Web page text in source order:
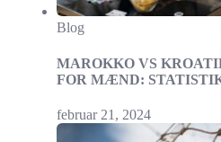
Blog
MAROKKO VS
FOR MÆND:
februar 21, 2024